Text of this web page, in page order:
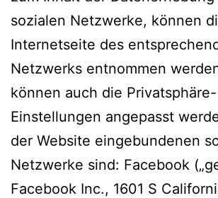
sozialen Netzwerke, können
Internetseite des
Netzwerks entnommen
können auch die Privatsphäre-
Einstellungen angepasst
der Website eingebundenen
Netzwerke sind: Facebook
Facebook Inc., 1601 S